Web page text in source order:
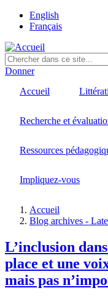
Skip
content
English
Français
Donner
Accueil
Recherche et
Ressources
Impliquez-vous
Fil
d'Ariane
Accueil
Blog archives -
L’inclusion
place et une
mais pas